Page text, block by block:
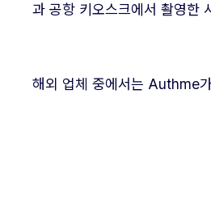
과 공항 키오스크에서 촬영한
해외 업체 중에서는 Authme